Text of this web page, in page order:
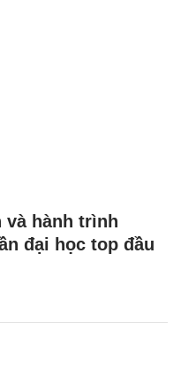
và hành trình
đại học top đầu